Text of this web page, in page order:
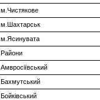
м.Чистякове
м.Шахтарськ
м.Ясинувата
Райони
Амвросіївський
Бахмутський
Бойківський